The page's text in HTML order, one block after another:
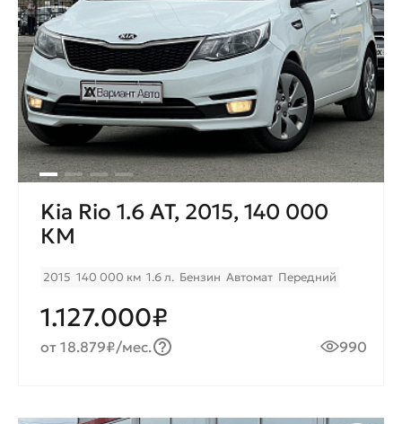
Kia Rio 1.6 AT, 2015, 140 000
КМ
2015 140 000 км 1.6 л. Бензин Автомат Передний
1.127.000₽
от 18.879₽/мес. 990